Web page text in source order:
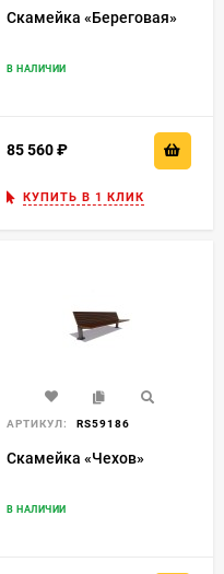
Скамейка «Береговая»
В НАЛИЧИИ
85 560
КУПИТЬ В 1 КЛИК
АРТИКУЛ: RS59186
Скамейка «Чехов»
В НАЛИЧИИ